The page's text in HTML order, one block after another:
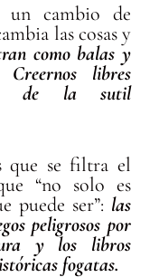
un cambio de
las cosas y
como balas y
libres
de la sutil
que se filtra el
“no solo es
puede ser”: las
peligrosos por
y los libros
fogatas.